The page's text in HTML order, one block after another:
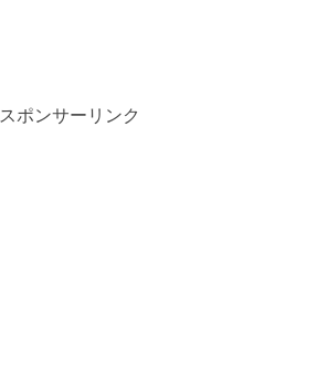
スポンサーリンク